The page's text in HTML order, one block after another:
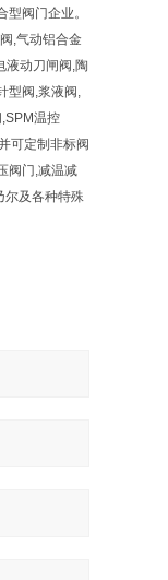
阀门企业。
,气动铝合金
液动刀闸阀,陶
型阀,浆液阀,
温控
可定制非标阀
阀门,减温减
尔及各种特殊